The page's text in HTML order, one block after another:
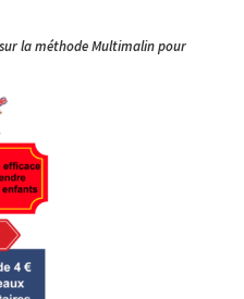
la méthode Multimalin pour